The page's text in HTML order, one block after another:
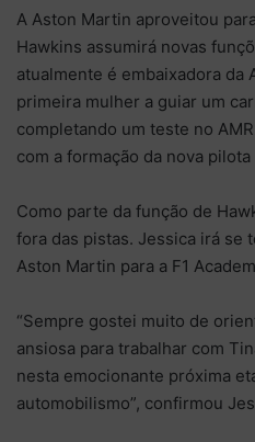
A Aston Martin aproveitou
Hawkins assumirá novas
atualmente é embaixadora da
primeira mulher a guiar um
completando um teste no
com a formação da nova
Como parte da função de
fora das pistas. Jessica irá se
Aston Martin para a F1
“Sempre gostei muito de
ansiosa para trabalhar com
nesta emocionante próxima
automobilismo”, confirmou